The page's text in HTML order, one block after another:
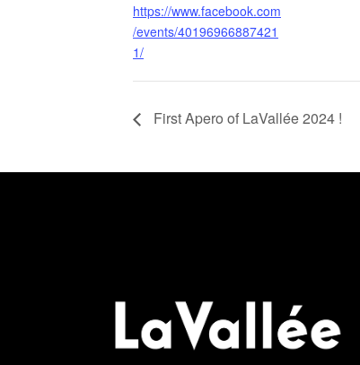
https://www.facebook.com
/events/40196966887421
1/
First Apero of LaVallée 2024 !